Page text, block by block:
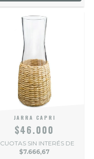
JARRA CAPRI
$46.000
CUOTAS SIN INTERÉS DE
$7.666,67